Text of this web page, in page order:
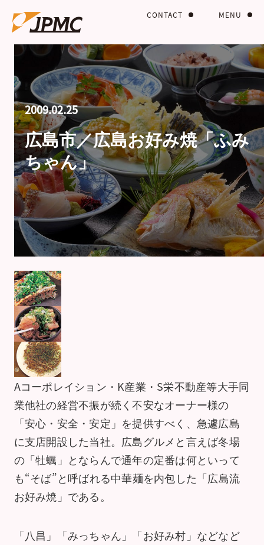
MENU
CONTACT
2009.02.25
広島市／広島お好み焼「ふみ
ちゃん」
Aコーポレイション・K産業・S栄不動産等大手同
業他社の経営不振が続く不安なオーナー様の
「安心・安全・安定」を提供すべく、急遽広島
に支店開設した当社。広島グルメと言えば冬場
の「牡蠣」とならんで通年の定番は何といって
も“そば”と呼ばれる中華麺を内包した「広島流
お好み焼」である。
「八昌」「みっちゃん」「お好み村」などなど